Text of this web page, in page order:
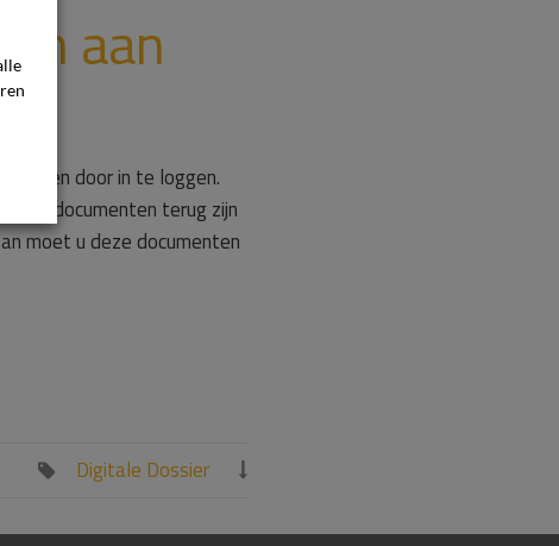
aan
doen door in te loggen.
documenten terug zijn
moet u deze documenten

Digitale Dossier
